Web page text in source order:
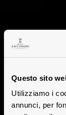
Questo sito
Utilizziamo i
annunci, per